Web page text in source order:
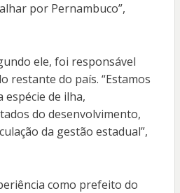
por Pernambuco”,
ele, foi responsável
restante do país. “Estamos
espécie de ilha,
do desenvolvimento,
da gestão estadual”,
como prefeito do